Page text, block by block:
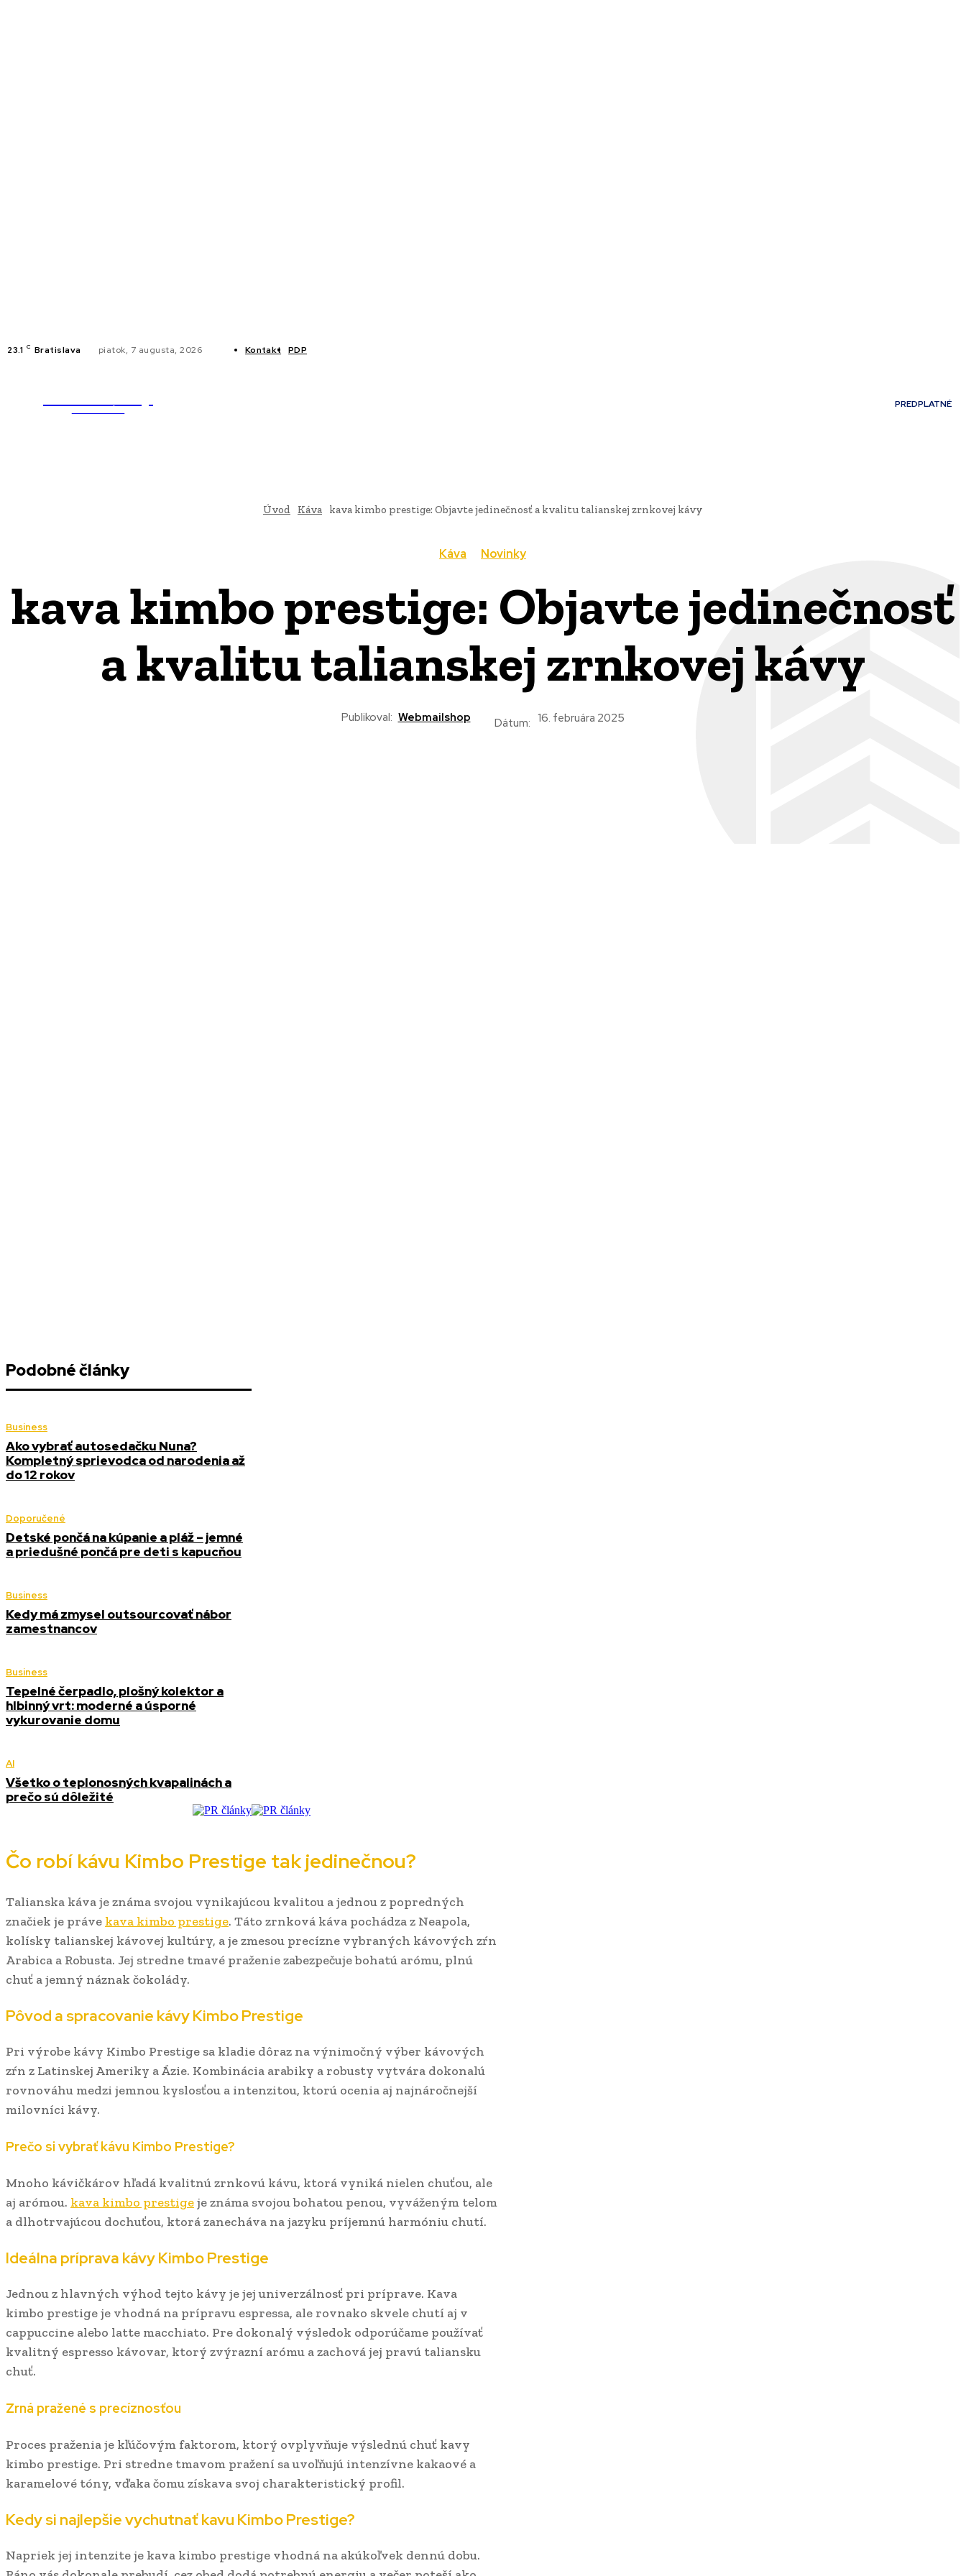
23.1 C Bratislava piatok, 7 augusta, 2026 Kontakt PDP
PREDPLATNÉ
Úvod Káva kava kimbo prestige: Objavte jedinečnosť a kvalitu talianskej zrnkovej kávy
Káva Novinky
kava kimbo prestige: Objavte jedinečnosť
a kvalitu talianskej zrnkovej kávy
Publikoval: Webmailshop Dátum: 16. februára 2025
Podobné články
Business
Ako vybrať autosedačku Nuna?
Kompletný sprievodca od narodenia až
do 12 rokov
Doporučené
Detské pončá na kúpanie a pláž – jemné
a priedušné pončá pre deti s kapucňou
Business
Kedy má zmysel outsourcovať nábor
zamestnancov
Business
Tepelné čerpadlo, plošný kolektor a
hlbinný vrt: moderné a úsporné
vykurovanie domu
AI
Všetko o teplonosných kvapalinách a
prečo sú dôležité
Čo robí kávu Kimbo Prestige tak jedinečnou?
Talianska káva je známa svojou vynikajúcou kvalitou a jednou z popredných
značiek je práve kava kimbo prestige. Táto zrnková káva pochádza z Neapola,
kolísky talianskej kávovej kultúry, a je zmesou precízne vybraných kávových zŕn
Arabica a Robusta. Jej stredne tmavé praženie zabezpečuje bohatú arómu, plnú
chuť a jemný náznak čokolády.
Pôvod a spracovanie kávy Kimbo Prestige
Pri výrobe kávy Kimbo Prestige sa kladie dôraz na výnimočný výber kávových
zŕn z Latinskej Ameriky a Ázie. Kombinácia arabiky a robusty vytvára dokonalú
rovnováhu medzi jemnou kyslosťou a intenzitou, ktorú ocenia aj najnáročnejší
milovníci kávy.
Prečo si vybrať kávu Kimbo Prestige?
Mnoho kávičkárov hľadá kvalitnú zrnkovú kávu, ktorá vyniká nielen chuťou, ale
aj arómou. kava kimbo prestigeje známa svojou bohatou penou, vyváženým telom
a dlhotrvajúcou dochuťou, ktorá zanecháva na jazyku príjemnú harmóniu chutí.
Ideálna príprava kávy Kimbo Prestige
Jednou z hlavných výhod tejto kávy je jej univerzálnosť pri príprave. Kava
kimbo prestige je vhodná na prípravu espressa, ale rovnako skvele chutí aj v
cappuccine alebo latte macchiato. Pre dokonalý výsledok odporúčame používať
kvalitný espresso kávovar, ktorý zvýrazní arómu a zachová jej pravú taliansku
chuť.
Zrná pražené s precíznosťou
Proces praženia je kľúčovým faktorom, ktorý ovplyvňuje výslednú chuť kavy
kimbo prestige. Pri stredne tmavom pražení sa uvoľňujú intenzívne kakaové a
karamelové tóny, vďaka čomu získava svoj charakteristický profil.
Kedy si najlepšie vychutnať kavu Kimbo Prestige?
Napriek jej intenzite je kava kimbo prestige vhodná na akúkoľvek dennú dobu.